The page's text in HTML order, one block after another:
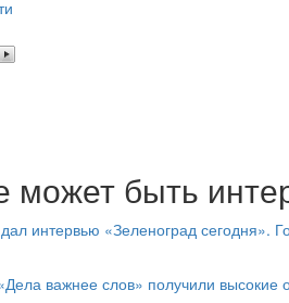
может быть
интервью «Зеленоград сегодня».
важнее слов» получили